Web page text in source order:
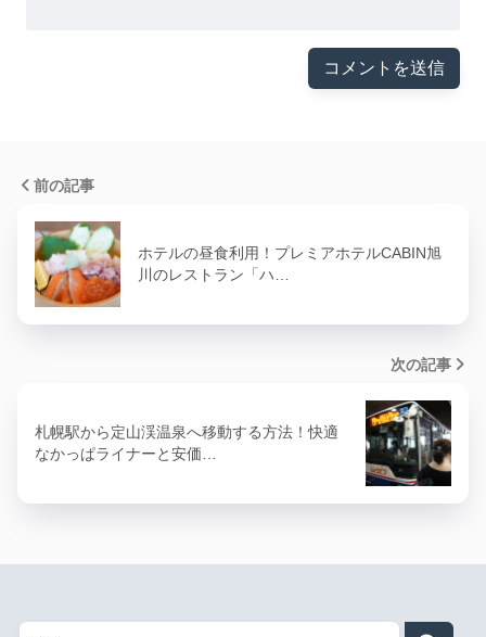
前の記事
ホテルの昼食利用！プレミアホテルCABIN旭
川のレストラン「ハ…
次の記事
札幌駅から定山渓温泉へ移動する方法！快適
なかっぱライナーと安価…